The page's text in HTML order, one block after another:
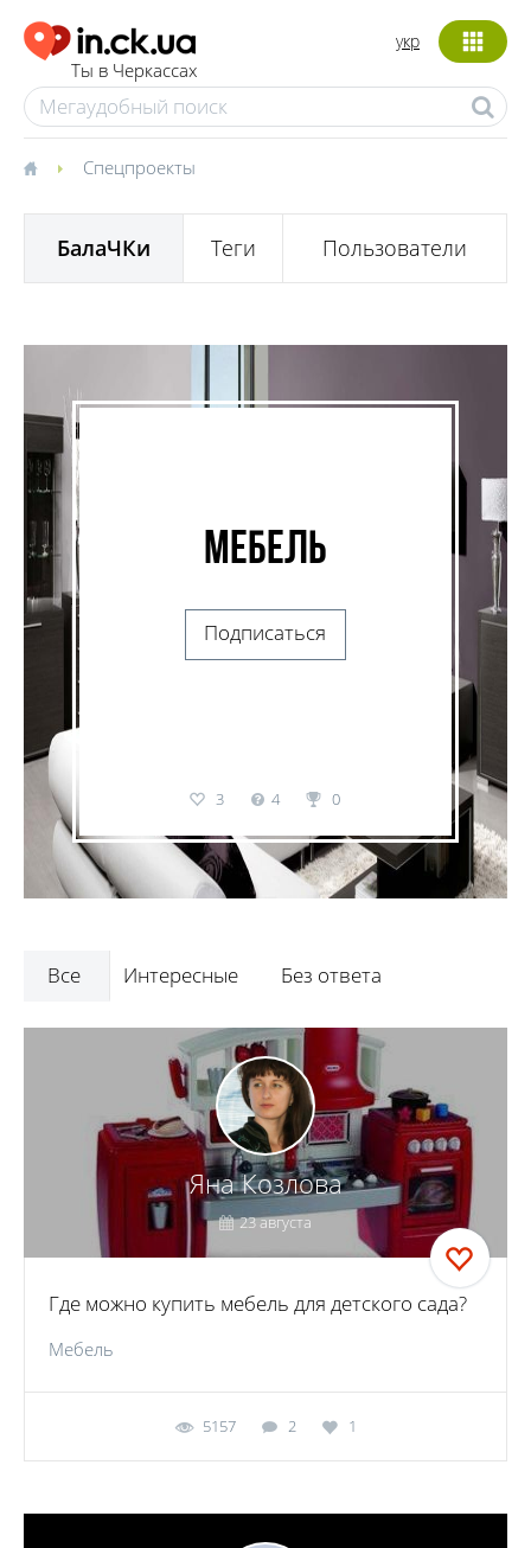
Ты в Черкассах
укр
Спецпроекты
БалаЧКи Теги Пользователи
Мебель
Подписаться
3 4 0
Все Интересные Без ответа
Яна Козлова
23 августа
Где можно купить мебель для детского сада?
Мебель
5157 2 1